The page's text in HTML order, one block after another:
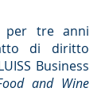
per tre anni
di diritto
Business
and Wine